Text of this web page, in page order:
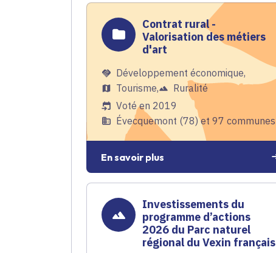
Contrat rural -
Valorisation des métiers
d'art
Développement économique,
Tourisme,
Ruralité
Voté en 2019
Évecquemont (78) et 97 communes
En savoir plus
Investissements du
programme d’actions
2026 du Parc naturel
régional du Vexin français